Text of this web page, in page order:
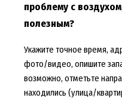
проблему с
полезным?
Укажите точное время,
фото/видео, опишите
возможно, отметьте
находились (улица/